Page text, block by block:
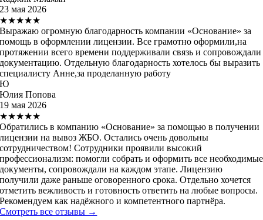
23 мая 2026
★★★★★
Выражаю огромную благодарность компании «Основание» за
помощь в оформлении лицензии. Все грамотно оформили,на
протяжении всего времени поддерживали связь и сопровождали
документацию. Отдельную благодарность хотелось бы выразить
специалисту Анне,за проделанную работу
Ю
Юлия Попова
19 мая 2026
★★★★★
Обратились в компанию «Основание» за помощью в получении
лицензии на вывоз ЖБО. Остались очень довольны
сотрудничеством! Сотрудники проявили высокий
профессионализм: помогли собрать и оформить все необходимые
документы, сопровождали на каждом этапе. Лицензию
получили даже раньше оговоренного срока. Отдельно хочется
отметить вежливость и готовность ответить на любые вопросы.
Рекомендуем как надёжного и компетентного партнёра.
Смотреть все отзывы →